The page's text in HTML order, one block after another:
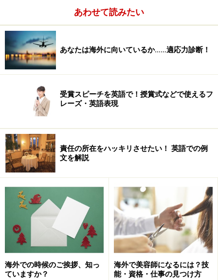
あわせて読みたい
あなたは海外に向いているか……適応力診断！
受賞スピーチを英語で！授賞式などで使えるフ
レーズ・英語表現
責任の所在をハッキリさせたい！ 英語での例
文を解説
海外での時候のご挨拶、知っ
ていますか？
海外で美容師になるには？技
能・資格・仕事の見つけ方